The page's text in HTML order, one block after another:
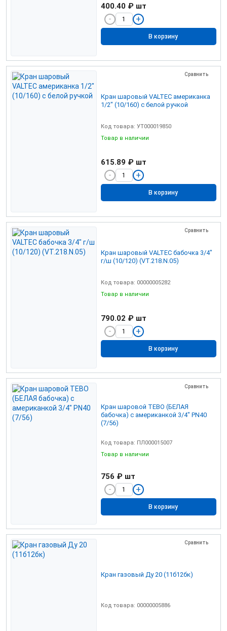
400.40 ₽ шт
В корзину
Сравнить
Кран шаровый VALTEC американка
1/2" (10/160) с белой ручкой
Код товара: УТ000019850
Товар в наличии
615.89 ₽ шт
В корзину
Сравнить
Кран шаровый VALTEC бабочка 3/4"
г/ш (10/120) (VT.218.N.05)
Код товара: 00000005282
Товар в наличии
790.02 ₽ шт
В корзину
Сравнить
Кран шаровой TEBO (БЕЛАЯ
бабочка) c американкой 3/4" PN40
(7/56)
Код товара: ПЛ000015007
Товар в наличии
756 ₽ шт
В корзину
Сравнить
Кран газовый Ду 20 (11б12бк)
Код товара: 00000005886